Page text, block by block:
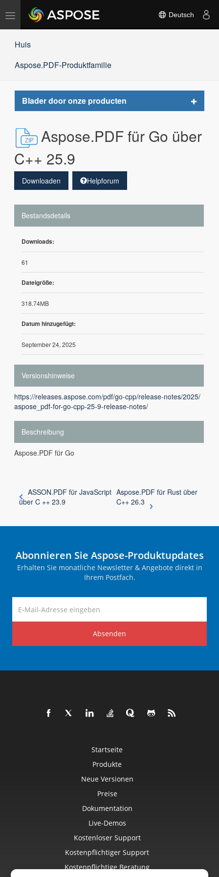
Navigation
umschalten
Deutsch
Huis
Aspose.PDF-Produktfamilie
Blader door onze producten
Toggle
Aspose.PDF für Go über
C++ 25.9
Downloaden Helpforum
Bestandsdetails
Downloads:
61
Dateigröße:
318.74MB
Datum hinzugefügt:
September 24, 2025
Versionshinweise
https://releases.aspose.com/pdf/go-cpp/release-notes/2025/
aspose_pdf-for-go-cpp-25-9-release-notes/
Beschreibung
Aspose.PDF für Go
ASSON.PDF für JavaScript
über C ++ 23.9
Aspose.PDF für Rust über
C++ 26.3
Abonnieren Sie Aspose-Produktupdates
Erhalten Sie monatliche Newsletter & Angebote direkt in
Ihrem Postfach.
Absenden
Startseite
Produkte
Neue Versionen
Preise
Dokumentation
Live-Demos
Kostenloser Support
Kostenpflichtiger Support
Kostenpflichtige Beratung